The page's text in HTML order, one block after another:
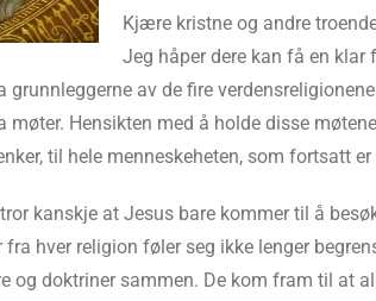
Kjære kristne og andre
Jeg håper dere kan få en klar
grunnleggerne av de fire
møter. Hensikten med å holde disse
til hele menneskeheten, som fortsatt
kanskje at Jesus bare kommer til å
fra hver religion føler seg ikke lenger
og doktriner sammen. De kom fram til at